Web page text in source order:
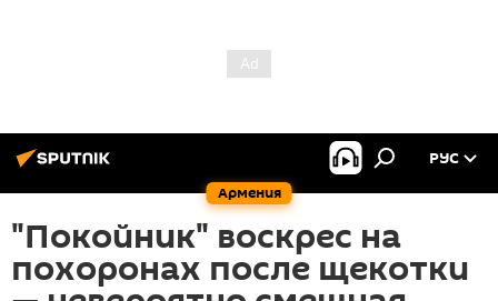
Армения
РУС
"Покойник" воскрес на
похоронах после щекотки